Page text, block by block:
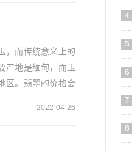
，而传统意义上的
产地是缅甸，而玉
区。翡翠的价格会
2022-04-26
4
5
6
7
8